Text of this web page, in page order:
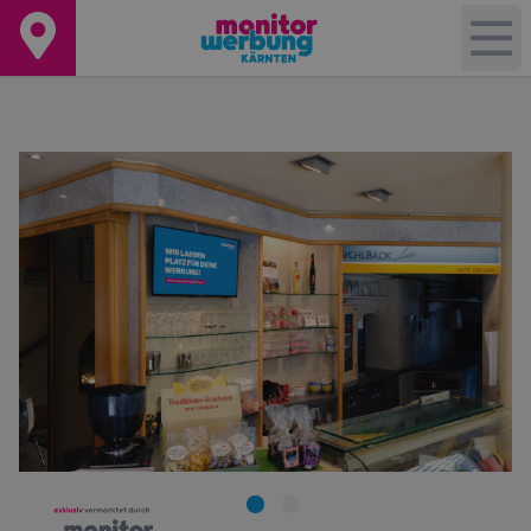
+
−
Leaflet|©OpenStreetMapcontributors